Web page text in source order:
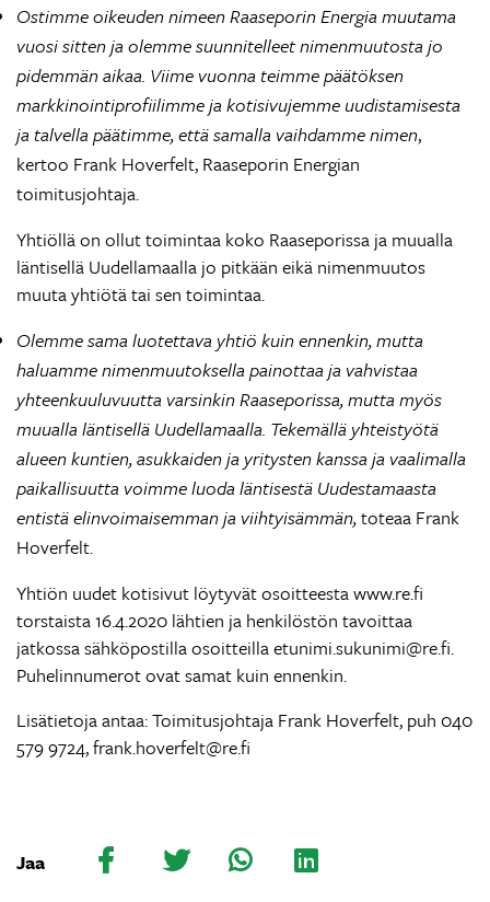
Ostimme oikeuden nimeen Raaseporin Energia muutama
vuosi sitten ja olemme suunnitelleet nimenmuutosta jo
pidemmän aikaa. Viime vuonna teimme päätöksen
markkinointiprofiilimme ja kotisivujemme uudistamisesta
ja talvella päätimme, että samalla vaihdamme nimen,
kertoo Frank Hoverfelt, Raaseporin Energian
toimitusjohtaja.
Yhtiöllä on ollut toimintaa koko Raaseporissa ja muualla
läntisellä Uudellamaalla jo pitkään eikä nimenmuutos
muuta yhtiötä tai sen toimintaa.
Olemme sama luotettava yhtiö kuin ennenkin, mutta
haluamme nimenmuutoksella painottaa ja vahvistaa
yhteenkuuluvuutta varsinkin Raaseporissa, mutta myös
muualla läntisellä Uudellamaalla. Tekemällä yhteistyötä
alueen kuntien, asukkaiden ja yritysten kanssa ja vaalimalla
paikallisuutta voimme luoda läntisestä Uudestamaasta
entistä elinvoimaisemman ja viihtyisämmän,toteaa Frank
Hoverfelt.
Yhtiön uudet kotisivut löytyvät osoitteesta www.re.fi
torstaista 16.4.2020 lähtien ja henkilöstön tavoittaa
jatkossa sähköpostilla osoitteilla etunimi.sukunimi@re.fi.
Puhelinnumerot ovat samat kuin ennenkin.
Lisätietoja antaa: Toimitusjohtaja Frank Hoverfelt, puh 040
579 9724, frank.hoverfelt@re.fi
Jaa